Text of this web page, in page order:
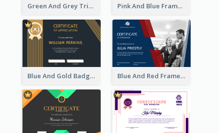
Green And Grey Triangles With Badge Certificate Pink And Blue Frame Company Certificate
Blue And Gold Badge Appreciation Certificate Blue And Red Frame With Photo Certificate